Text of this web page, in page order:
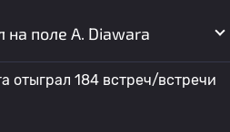
на поле A. Diawara
отыграл 184 встреч/встречи